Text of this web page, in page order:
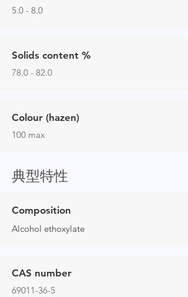
5.0 - 8.0
Solids content %
78.0 - 82.0
Colour (hazen)
100 max
典型特性
Composition
Alcohol ethoxylate
CAS number
69011-36-5